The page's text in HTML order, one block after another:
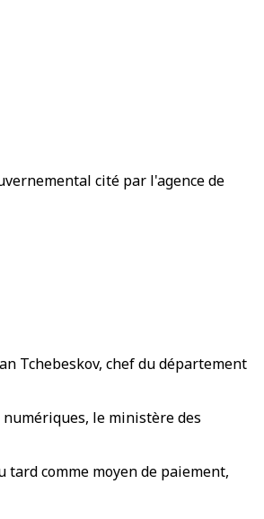
cité par l'agence de
Tchebeskov, chef du département
le ministère des
comme moyen de paiement,